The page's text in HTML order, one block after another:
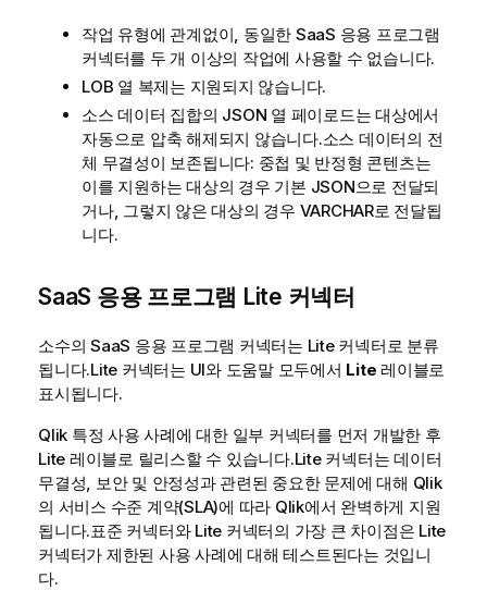
작업 유형에 관계없이, 동일한 SaaS 응용 프로그램
커넥터를 두 개 이상의 작업에 사용할 수 없습니다.
LOB 열 복제는 지원되지 않습니다.
소스 데이터 집합의 JSON 열 페이로드는 대상에서
자동으로 압축 해제되지 않습니다.소스 데이터의 전
체 무결성이 보존됩니다: 중첩 및 반정형 콘텐츠는
이를 지원하는 대상의 경우 기본 JSON으로 전달되
거나, 그렇지 않은 대상의 경우 VARCHAR로 전달됩
니다.
SaaS 응용 프로그램 Lite 커넥터
소수의 SaaS 응용 프로그램 커넥터는 Lite 커넥터로 분류
됩니다.Lite 커넥터는 UI와 도움말 모두에서 Lite 레이블로
표시됩니다.
Qlik 특정 사용 사례에 대한 일부 커넥터를 먼저 개발한 후
Lite 레이블로 릴리스할 수 있습니다.Lite 커넥터는 데이터
무결성, 보안 및 안정성과 관련된 중요한 문제에 대해 Qlik
의 서비스 수준 계약(SLA)에 따라 Qlik에서 완벽하게 지원
됩니다.표준 커넥터와 Lite 커넥터의 가장 큰 차이점은 Lite
커넥터가 제한된 사용 사례에 대해 테스트된다는 것입니
다.